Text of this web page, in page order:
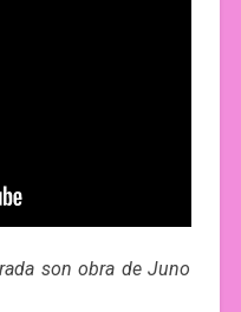
son obra de Juno